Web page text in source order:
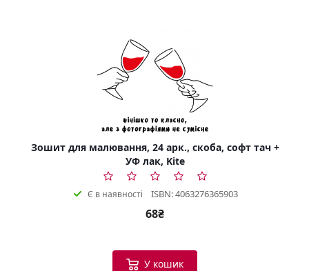
Зошит для малювання, 24 арк., скоба, софт тач +
УФ лак, Kite
Є в наявності ISBN: 4063276365903
68₴
У кошик